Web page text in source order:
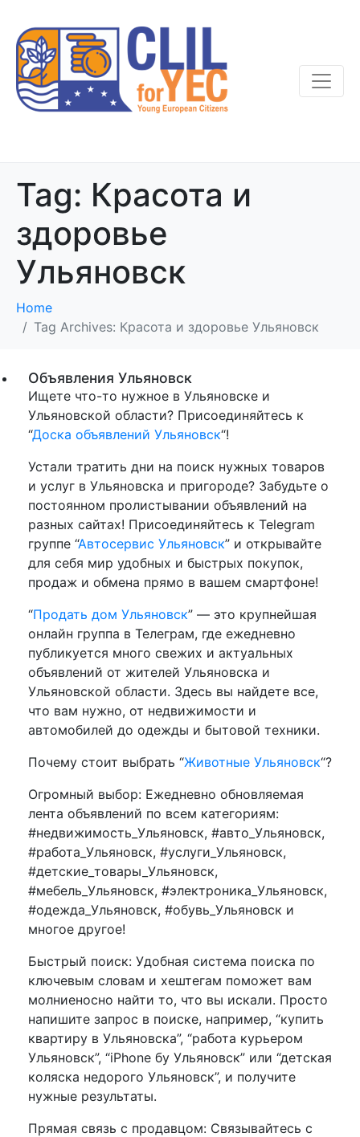
Tag: Красота и
здоровье
Ульяновск
Home
Tag Archives: Красота и здоровье Ульяновск
Объявления Ульяновск
Ищете что-то нужное в Ульяновске и
Ульяновской области? Присоединяйтесь к
“Доска объявлений Ульяновск“!
Устали тратить дни на поиск нужных товаров
и услуг в Ульяновска и пригороде? Забудьте о
постоянном пролистывании объявлений на
разных сайтах! Присоединяйтесь к Telegram
группе “Автосервис Ульяновск” и открывайте
для себя мир удобных и быстрых покупок,
продаж и обмена прямо в вашем смартфоне!
“Продать дом Ульяновск” — это крупнейшая
онлайн группа в Телеграм, где ежедневно
публикуется много свежих и актуальных
объявлений от жителей Ульяновска и
Ульяновской области. Здесь вы найдете все,
что вам нужно, от недвижимости и
автомобилей до одежды и бытовой техники.
Почему стоит выбрать “Животные Ульяновск“?
Огромный выбор: Ежедневно обновляемая
лента объявлений по всем категориям:
#недвижимость_Ульяновск, #авто_Ульяновск,
#работа_Ульяновск, #услуги_Ульяновск,
#детские_товары_Ульяновск,
#мебель_Ульяновск, #электроника_Ульяновск,
#одежда_Ульяновск, #обувь_Ульяновск и
многое другое!
Быстрый поиск: Удобная система поиска по
ключевым словам и хештегам поможет вам
молниеносно найти то, что вы искали. Просто
напишите запрос в поиске, например, “купить
квартиру в Ульяновска”, “работа курьером
Ульяновск”, “iPhone бу Ульяновск” или “детская
коляска недорого Ульяновск”, и получите
нужные результаты.
Прямая связь с продавцом: Связывайтесь с